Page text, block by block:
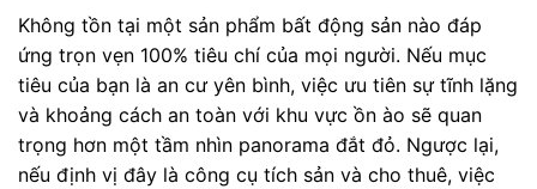
Không tồn tại một sản phẩm bất động sản nào đáp
ứng trọn vẹn 100% tiêu chí của mọi người. Nếu mục
tiêu của bạn là an cư yên bình, việc ưu tiên sự tĩnh lặng
và khoảng cách an toàn với khu vực ồn ào sẽ quan
trọng hơn một tầm nhìn panorama đắt đỏ. Ngược lại,
nếu định vị đây là công cụ tích sản và cho thuê, việc